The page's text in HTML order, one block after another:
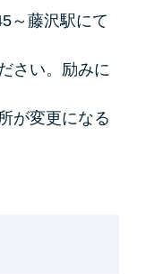
～ 藤沢駅にて
さい。励みに
が変更になる